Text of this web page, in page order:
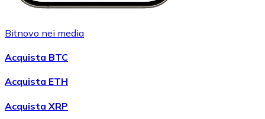
Bitnovo nei media
Acquista BTC
Acquista ETH
Acquista XRP